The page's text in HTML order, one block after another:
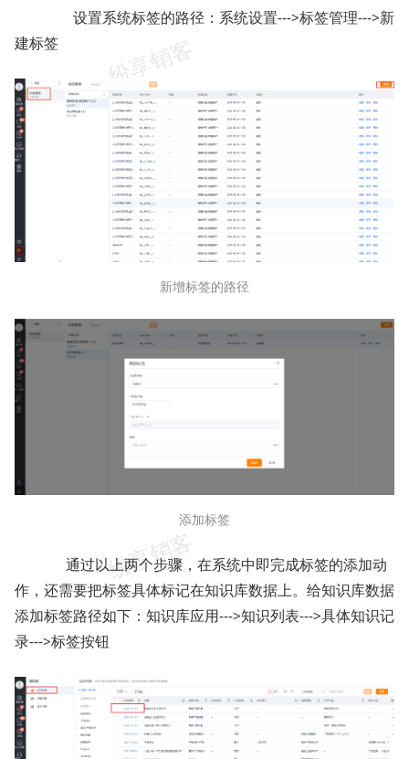
设置系统标签的路径：系统设置--->标签管理--->新
建标签
新增标签的路径
添加标签
通过以上两个步骤，在系统中即完成标签的添加动
作，还需要把标签具体标记在知识库数据上。给知识库数据
添加标签路径如下：知识库应用--->知识列表--->具体知识记
录--->标签按钮